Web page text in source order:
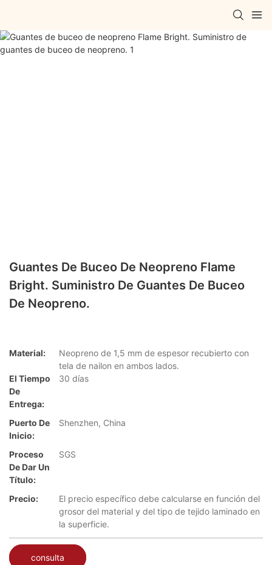
Guantes De Buceo De Neopreno Flame
Bright. Suministro De Guantes De Buceo
De Neopreno.
Material:
Neopreno de 1,5 mm de espesor recubierto con
tela de nailon en ambos lados.
El Tiempo
De
Entrega:
30 días
Puerto De
Inicio:
Shenzhen, China
Proceso
De Dar Un
Título:
SGS
Precio:
El precio específico debe calcularse en función del
grosor del material y del tipo de tejido laminado en
la superficie.
consulta